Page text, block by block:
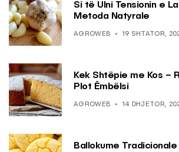
Si të Ulni Tensionin e
Metoda Natyrale
AGROWEB 19 SHTATOR,
Kek Shtëpie me Kos –
Plot Ëmbëlsi
AGROWEB 14 DHJETOR,
Ballokume